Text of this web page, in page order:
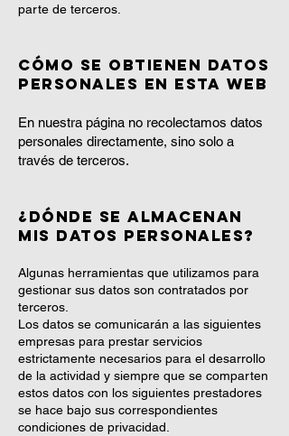
parte de terceros.
Cómo se obtienen datos
personales en esta web
En nuestra página no recolectamos datos
personales directamente, sino solo a
través de terceros.
¿Dónde se almacenan
mis datos personales?
Algunas herramientas que utilizamos para
gestionar sus datos son contratados por
terceros.
Los datos se comunicarán a las siguientes
empresas para prestar servicios
estrictamente necesarios para el desarrollo
de la actividad y siempre que se comparten
estos datos con los siguientes prestadores
se hace bajo sus correspondientes
condiciones de privacidad.